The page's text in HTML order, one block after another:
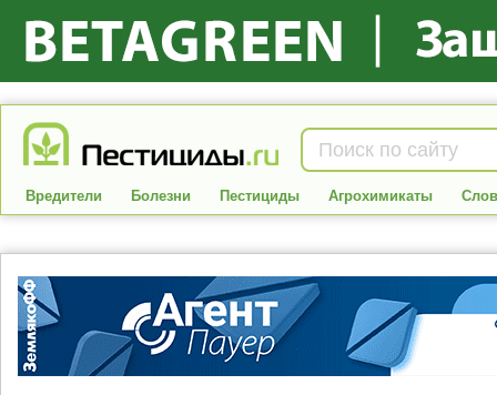
Вредители Болезни Пестициды Агрохимикаты